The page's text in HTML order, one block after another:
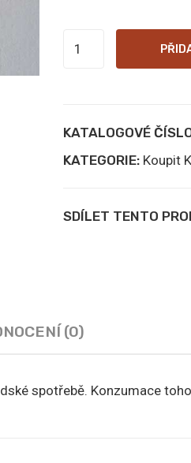
White
KATALOGOVÉ
KATEGORIE: Koupit
SDÍLET TENTO
(0)
spotřebě. Konzumace